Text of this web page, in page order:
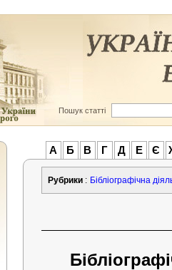
Пошук статті
А Б В Г Д Е Є
Рубрики : Бібліографічна